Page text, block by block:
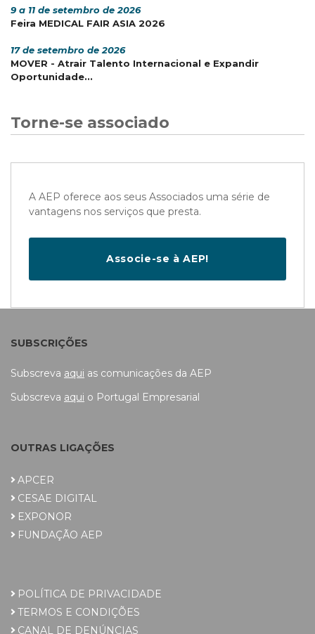
9 a 11 de setembro de 2026
Feira MEDICAL FAIR ASIA 2026
17 de setembro de 2026
MOVER - Atrair Talento Internacional e Expandir
Oportunidade...
Torne-se associado
A AEP oferece aos seus Associados uma série de
vantagens nos serviços que presta.
Associe-se à AEP!
SUBSCRIÇÕES
Subscreva aqui as comunicações da AEP
Subscreva aqui o Portugal Empresarial
OUTRAS LIGAÇÕES
APCER
CESAE DIGITAL
EXPONOR
FUNDAÇÃO AEP
POLÍTICA DE PRIVACIDADE
TERMOS E CONDIÇÕES
CANAL DE DENÚNCIAS